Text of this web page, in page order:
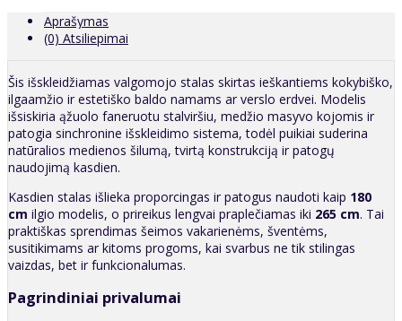
Aprašymas
(0) Atsiliepimai
Šis išskleidžiamas valgomojo stalas skirtas ieškantiems kokybiško,
ilgaamžio ir estetiško baldo namams ar verslo erdvei. Modelis
išsiskiria ąžuolo faneruotu stalviršiu, medžio masyvo kojomis ir
patogia sinchronine išskleidimo sistema, todėl puikiai suderina
natūralios medienos šilumą, tvirtą konstrukciją ir patogų
naudojimą kasdien.
Kasdien stalas išlieka proporcingas ir patogus naudoti kaip 180
cm ilgio modelis, o prireikus lengvai praplečiamas iki 265 cm. Tai
praktiškas sprendimas šeimos vakarienėms, šventėms,
susitikimams ar kitoms progoms, kai svarbus ne tik stilingas
vaizdas, bet ir funkcionalumas.
Pagrindiniai privalumai